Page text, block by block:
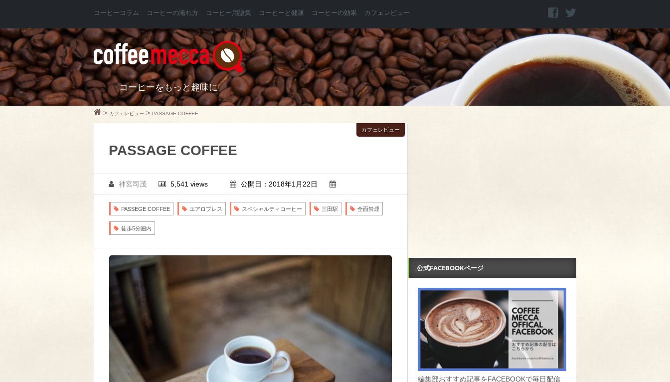
コーヒーコラム コーヒーの淹れ方 コーヒー用語集 コーヒーと健康 コーヒーの効果 カフェレビュー
コーヒーをもっと趣味に
> カフェレビュー > PASSAGE COFFEE
PASSAGE COFFEE
カフェレビュー
神宮司茂 5,541 views 公開日：2018年1月22日
PASSEGE COFFEE エアロプレス スペシャルティコーヒー 三田駅 全面禁煙
徒歩5分圏内
公式FACEBOOKページ
編集部おすすめ記事をFACEBOOKで毎日配信